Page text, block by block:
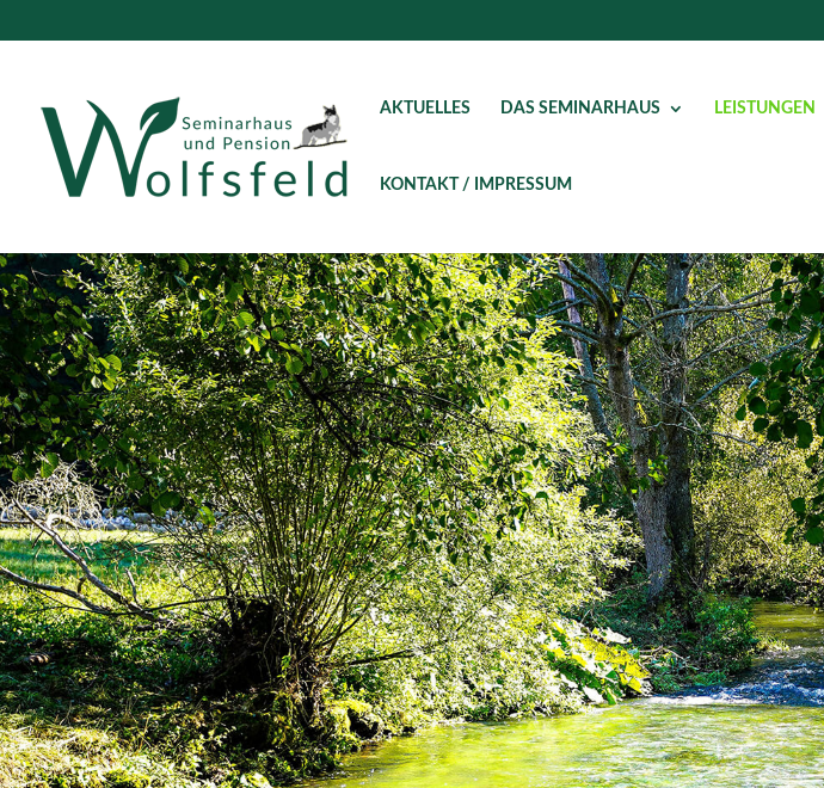
AKTUELLES DAS SEMINARHAUS LEISTUNGEN
KONTAKT / IMPRESSUM